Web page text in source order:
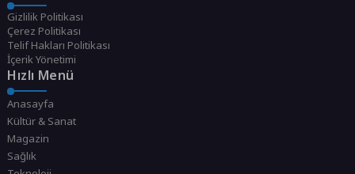
Gizlilik Politikası
Çerez Politikası
Telif Hakları Politikası
İçerik Yönetimi
Hızlı Menü
Anasayfa
Kültür & Sanat
Magazin
Sağlık